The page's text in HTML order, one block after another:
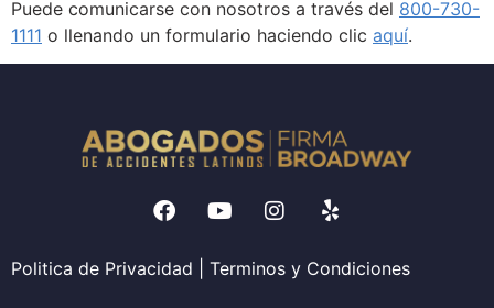
Puede comunicarse con nosotros a través del 800-730-
1111 o llenando un formulario haciendo clic aquí.
Politica de Privacidad Terminos y Condiciones